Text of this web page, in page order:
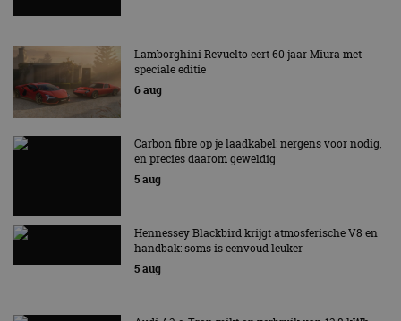
Lamborghini Revuelto eert 60 jaar Miura met
speciale editie
6 aug
Carbon fibre op je laadkabel: nergens voor nodig,
en precies daarom geweldig
5 aug
Hennessey Blackbird krijgt atmosferische V8 en
handbak: soms is eenvoud leuker
5 aug